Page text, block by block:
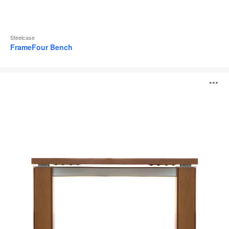
Steelcase
FrameFour Bench